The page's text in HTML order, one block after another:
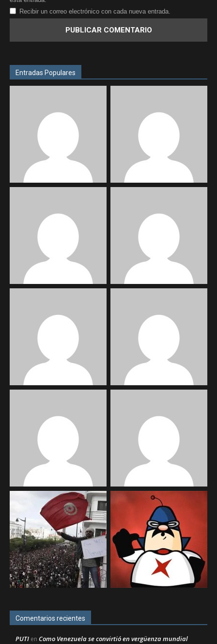
Recibir un correo electrónico con cada nueva entrada.
Entradas Populares
Comentarios recientes
PUTI en Como Venezuela se convirtió en vergüenza mundial